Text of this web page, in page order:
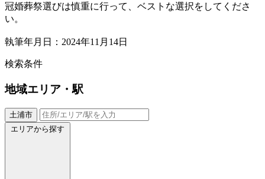
冠婚葬祭選びは慎重に行って、ベストな選択をしてくださ
い。
執筆年月日：2024年11月14日
検索条件
地域エリア・駅
土浦市
エリアから探す